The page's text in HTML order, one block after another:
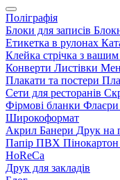
Поліграфія
Блоки для записів
Етикетка в рулонах
Клейка стрічка з
Конверти Листівки
Плакати та постери
Сети для ресторанів
Фірмові бланки Флаєри
Широкоформат
Акрил Банери Друк на
Папір ПВХ Пінокартон
HoReCa
Друк для закладів